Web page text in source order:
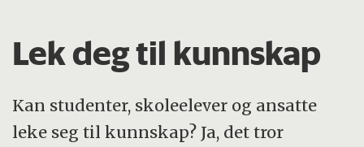
Lek deg til kunnskap
Kan studenter, skoleelever og ansatte
leke seg til kunnskap? Ja, det tror